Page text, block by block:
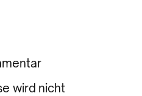
wird nicht